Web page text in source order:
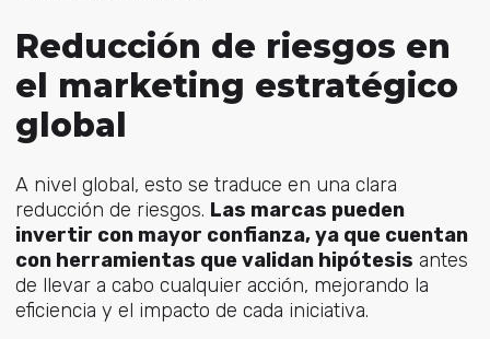
Reducción de riesgos en
el marketing estratégico
global
A nivel global, esto se traduce en una clara
reducción de riesgos. Las marcas pueden
invertir con mayor confianza, ya que cuentan
con herramientas que validan hipótesis antes
de llevar a cabo cualquier acción, mejorando la
eficiencia y el impacto de cada iniciativa.